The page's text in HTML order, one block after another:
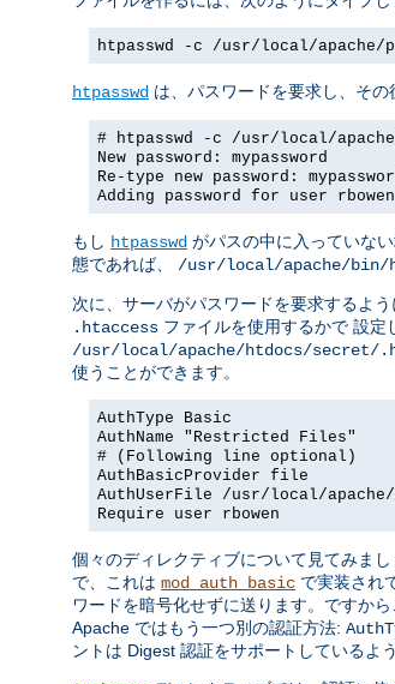
htpasswd -c /usr/local/apache/
htpasswd は、パスワードを要求し、その
# htpasswd -c /usr/local/apache/
New password: mypassword
Re-type new password:
Adding password for user rbowen
もし htpasswd がパスの中に入っていな
態であれば、 /usr/local/apache/bin/
次に、サーバがパスワードを要求するよ
.htaccess ファイルを使用するかで 設定
/usr/local/apache/htdocs/secret/
使うことができます。
AuthType Basic
AuthName "Restricted Files"
# (Following line optional)
AuthBasicProvider file
AuthUserFile /usr/local/apache/
Require user rbowen
個々のディレクティブについて見てみまし
で、これは mod_auth_basic で実装され
ワードを暗号化せずに送ります。ですから
Apache ではもう一つ別の認証方法:
ントは Digest 認証をサポートしているよう